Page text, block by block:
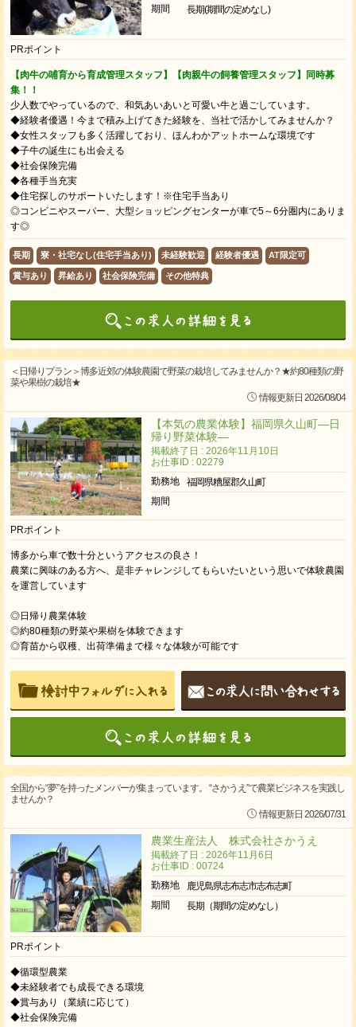
期間 長期(期間の定めなし)
PRポイント
【肉牛の哺育から育成管理スタッフ】【肉親牛の飼養管理スタッフ】同時募
集！！
少人数でやっているので、和気あいあいと可愛い牛と過ごしています。
◆経験者優遇！今まで積み上げてきた経験を、当社で活かしてみませんか？
◆女性スタッフも多く活躍しており、ほんわかアットホームな環境です
◆子牛の誕生にも出会える
◆社会保険完備
◆各種手当充実
◆住宅探しのサポートいたします！※住宅手当あり
◎コンビニやスーパー、大型ショッピングセンターが車で5～6分圏内にありま
す◎
長期 寮・社宅なし(住宅手当あり) 未経験歓迎 経験者優遇 AT限定可
賞与あり 昇給あり 社会保険完備 その他特典
＜日帰りプラン＞博多近郊の体験農園で野菜の栽培してみませんか？★約80種類の野
菜や果樹の栽培★
情報更新日 2026/08/04
【本気の農業体験】福岡県久山町―日
帰り野菜体験―
掲載終了日 : 2026年11月10日
お仕事ID : 02279
勤務地
福岡県糟屋郡久山町
期間
PRポイント
博多から車で数十分というアクセスの良さ！
農業に興味のある方へ、是非チャレンジしてもらいたいという思いで体験農園
を運営しています
◎日帰り農業体験
◎約80種類の野菜や果樹を体験できます
◎育苗から収穫、出荷準備まで様々な体験が可能です
全国から“夢”を持ったメンバーが集まっています。 “さかうえ”で農業ビジネスを実践し
ませんか？
情報更新日 2026/07/31
農業生産法人 株式会社さかうえ
掲載終了日 : 2026年11月6日
お仕事ID : 00724
勤務地
鹿児島県志布志市志布志町
期間
長期（期間の定めなし）
PRポイント
◆循環型農業
◆未経験者でも成長できる環境
◆賞与あり（業績に応じて）
◆社会保険完備